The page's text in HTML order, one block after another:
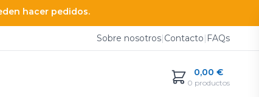
hacer pedidos.
Sobre nosotros|Contacto| FAQs
0,00 €
0 productos